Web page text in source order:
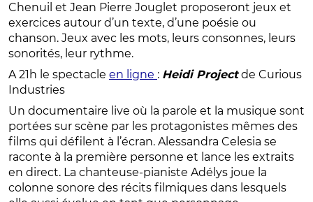
Chenuil et Jean Pierre Jouglet proposeront jeux et
exercices autour d’un texte, d’une poésie ou
chanson. Jeux avec les mots, leurs consonnes, leurs
sonorités, leur rythme.
A 21h le spectacle en ligne : Heidi Projectde Curious
Industries
Un documentaire live où la parole et la musique sont
portées sur scène par les protagonistes mêmes des
films qui défilent à l’écran. Alessandra Celesia se
raconte à la première personne et lance les extraits
en direct. La chanteuse-pianiste Adélys joue la
colonne sonore des récits filmiques dans lesquels